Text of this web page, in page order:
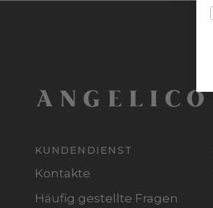
KUNDENDIENST
Kontakte
Häufig gestellte Fragen